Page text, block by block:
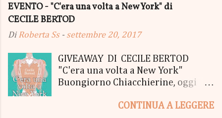
EVENTO - "C'era una volta a New York" di
CECILE BERTOD
DiRoberta Ss - settembre 20, 2017
GIVEAWAY DI CECILE BERTOD
"C'era una volta a New York"
Buongiorno Chiacchierine, oggi
lanciamo il SUPER MEGA GIVEAWAY
CONTINUA A LEGGERE